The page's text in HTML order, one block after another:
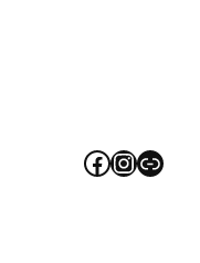
Facebook
Link